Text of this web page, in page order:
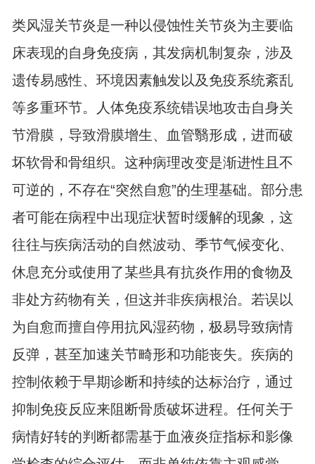
类风湿关节炎是一种以侵蚀性关节炎为主要临
床表现的自身免疫病，其发病机制复杂，涉及
遗传易感性、环境因素触发以及免疫系统紊乱
等多重环节。人体免疫系统错误地攻击自身关
节滑膜，导致滑膜增生、血管翳形成，进而破
坏软骨和骨组织。这种病理改变是渐进性且不
可逆的，不存在“突然自愈”的生理基础。部分患
者可能在病程中出现症状暂时缓解的现象，这
往往与疾病活动的自然波动、季节气候变化、
休息充分或使用了某些具有抗炎作用的食物及
非处方药物有关，但这并非疾病根治。若误以
为自愈而擅自停用抗风湿药物，极易导致病情
反弹，甚至加速关节畸形和功能丧失。疾病的
控制依赖于早期诊断和持续的达标治疗，通过
抑制免疫反应来阻断骨质破坏进程。任何关于
病情好转的判断都需基于血液炎症指标和影像